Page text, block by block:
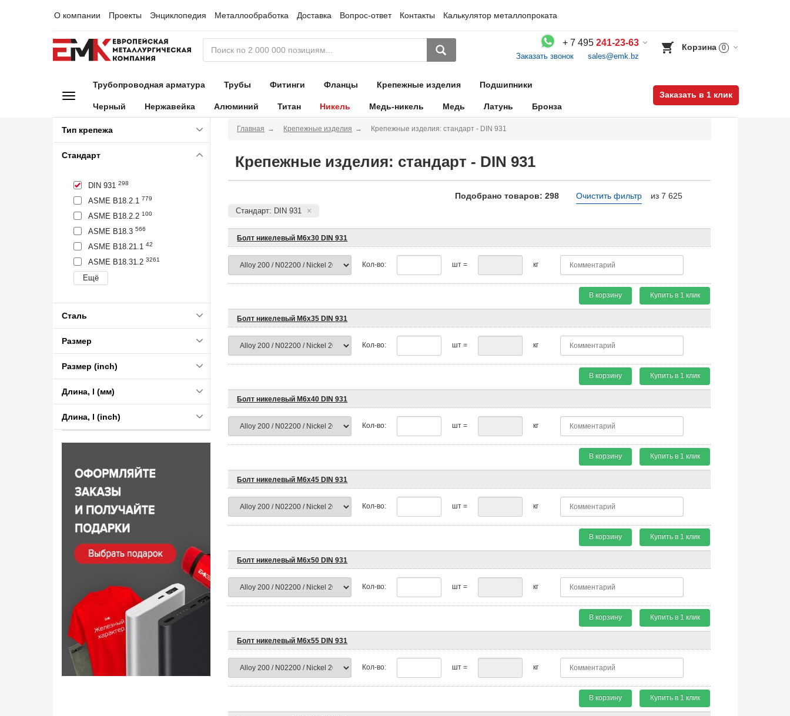
О компании Проекты Энциклопедия Металлообработка Доставка Вопрос-ответ Контакты Калькулятор металлопроката
+ 7 495 241-23-63
Заказать звонок sales@emk.bz
Корзина 0
Трубопроводная арматура Трубы Фитинги Фланцы Крепежные изделия Подшипники
Черный Нержавейка Алюминий Титан Никель Медь-никель Медь Латунь Бронза
Заказать в 1 клик
Тип крепежа
Стандарт
DIN 931 298
ASME B18.2.1 779
ASME B18.2.2 100
ASME B18.3 566
ASME B18.21.1 42
ASME B18.31.2 3261
Сталь
Размер
Размер (inch)
Длина, l (мм)
Длина, l (inch)
Главная Крепежные изделия Крепежные изделия: стандарт - DIN 931
Крепежные изделия: стандарт - DIN 931
Подобрано товаров: 298 из 7 625
Очистить фильтр
Стандарт: DIN 931
Болт никелевый М6х30 DIN 931
Кол-во: шт = кг
В корзину Купить в 1 клик
Болт никелевый М6х35 DIN 931
Кол-во: шт = кг
В корзину Купить в 1 клик
Болт никелевый М6х40 DIN 931
Кол-во: шт = кг
В корзину Купить в 1 клик
Болт никелевый М6х45 DIN 931
Кол-во: шт = кг
В корзину Купить в 1 клик
Болт никелевый М6х50 DIN 931
Кол-во: шт = кг
В корзину Купить в 1 клик
Болт никелевый М6х55 DIN 931
Кол-во: шт = кг
В корзину Купить в 1 клик